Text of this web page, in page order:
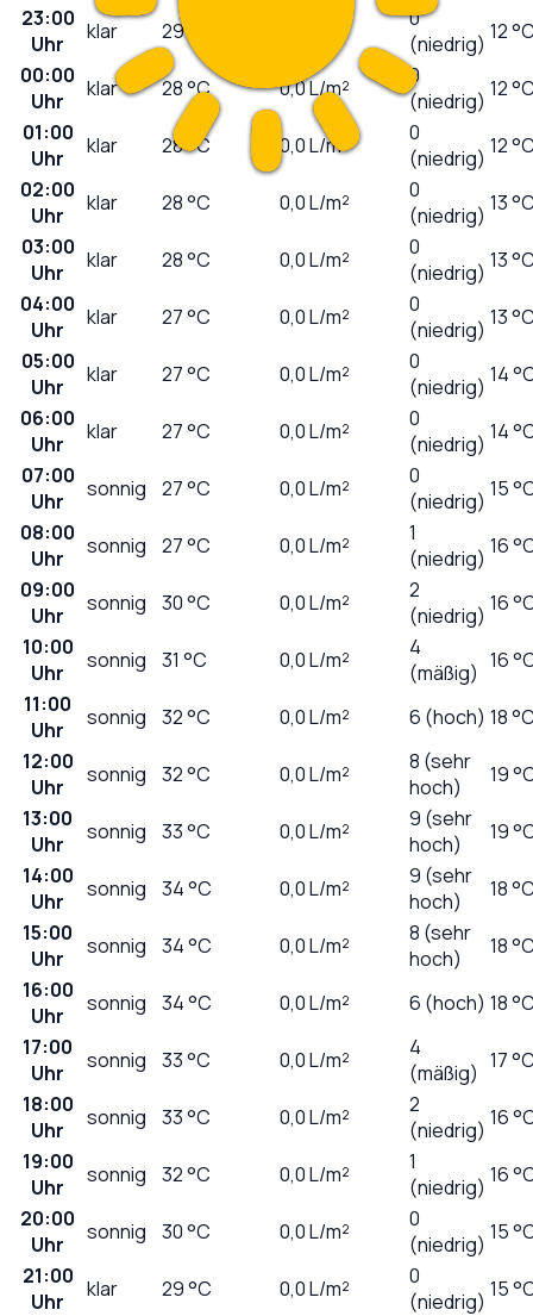
23:00
Uhr
klar 29°C L/m²
0
(niedrig) 12
00:00
Uhr
klar 28°C 0,0L/m²
0
(niedrig) 12
01:00
Uhr
klar 28°C 0,0L/m²
0
(niedrig) 12
02:00
Uhr
klar 28°C 0,0L/m²
0
(niedrig) 13
03:00
Uhr
klar 28°C 0,0L/m²
0
(niedrig) 13
04:00
Uhr
klar 27°C 0,0L/m²
0
(niedrig) 13
05:00
Uhr
klar 27°C 0,0L/m²
0
(niedrig) 14
06:00
Uhr
klar 27°C 0,0L/m²
0
(niedrig) 14
07:00
Uhr
sonnig 27°C 0,0L/m²
0
(niedrig) 15
08:00
Uhr
sonnig 27°C 0,0L/m²
1
(niedrig) 16
09:00
Uhr
sonnig 30°C 0,0L/m²
2
(niedrig) 16
10:00
Uhr
sonnig 31 °C 0,0L/m²
4
(mäßig) 16
11:00
Uhr
sonnig 32°C 0,0L/m² 6 (hoch) 18
12:00
Uhr
sonnig 32°C 0,0L/m²
8 (sehr
hoch)
19
13:00
Uhr
sonnig 33°C 0,0L/m²
9 (sehr
hoch)
19
14:00
Uhr
sonnig 34°C 0,0L/m²
9 (sehr
hoch)
18
15:00
Uhr
sonnig 34°C 0,0L/m²
8 (sehr
hoch)
18
16:00
Uhr
sonnig 34°C 0,0L/m² 6 (hoch) 18
17:00
Uhr
sonnig 33°C 0,0L/m²
4
(mäßig) 17
18:00
Uhr
sonnig 33°C 0,0L/m²
2
(niedrig) 16
19:00
Uhr
sonnig 32°C 0,0L/m²
1
(niedrig) 16
20:00
Uhr
sonnig 30°C 0,0L/m²
0
(niedrig) 15
21:00
Uhr
klar 29°C 0,0L/m²
0
(niedrig) 15